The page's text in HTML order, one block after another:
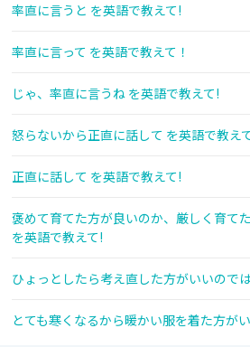
率直に言うと を英語で教えて!
率直に言って を英語で教えて！
じゃ、率直に言うね を英語で教えて!
怒らないから正直に話して を英語で教え
正直に話して を英語で教えて!
褒めて育てた方が良いのか、厳しく育て
を英語で教えて!
ひょっとしたら考え直した方がいいので
とても寒くなるから暖かい服を着た方が